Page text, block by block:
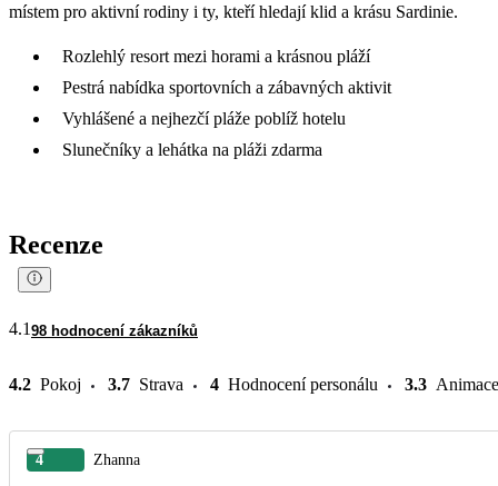
místem pro aktivní rodiny i ty, kteří hledají klid a krásu Sardinie.
Rozlehlý resort mezi horami a krásnou pláží
Pestrá nabídka sportovních a zábavných aktivit
Vyhlášené a nejhezčí pláže poblíž hotelu
Slunečníky a lehátka na pláži zdarma
Recenze
4.1 98 hodnocení zákazníků
4.2 Pokoj 3.7 Strava 4 Hodnocení personálu 3.3 Animace
4 Zhanna